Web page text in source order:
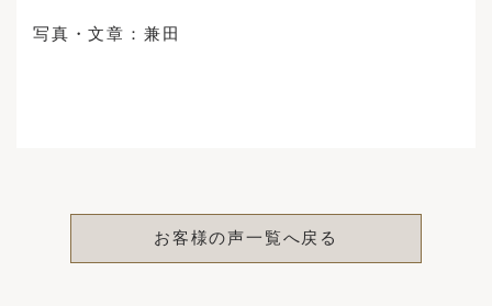
写真・文章：兼田
お客様の声一覧へ戻る